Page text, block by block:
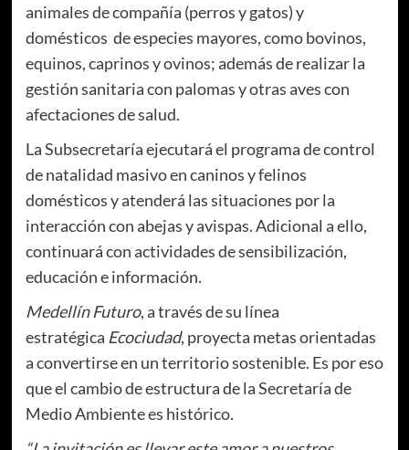
animales de compañía (perros y gatos) y
domésticos de especies mayores, como bovinos,
equinos, caprinos y ovinos; además de realizar la
gestión sanitaria con palomas y otras aves con
afectaciones de salud.
La Subsecretaría ejecutará el programa de control
de natalidad masivo en caninos y felinos
domésticos y atenderá las situaciones por la
interacción con abejas y avispas. Adicional a ello,
continuará con actividades de sensibilización,
educación e información.
Medellín Futuro, a través de su línea
estratégica Ecociudad, proyecta metas orientadas
a convertirse en un territorio sostenible. Es por eso
que el cambio de estructura de la Secretaría de
Medio Ambiente es histórico.